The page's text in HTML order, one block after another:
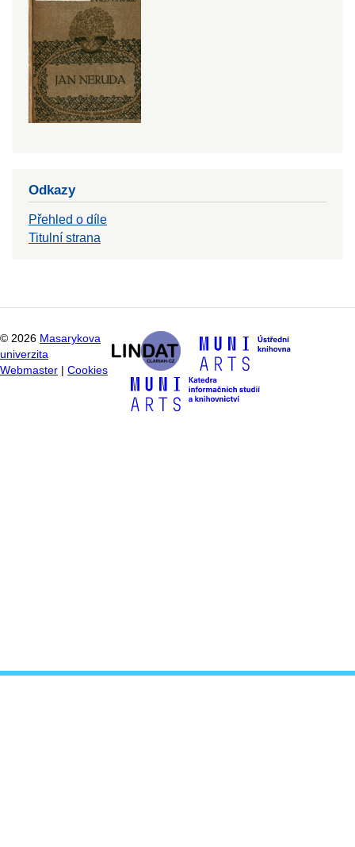
Odkazy
Přehled o díle
Titulní strana
© 2026 Masarykova
univerzita
Webmaster
Cookies